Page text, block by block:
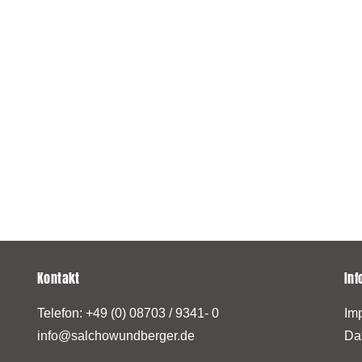
Kontakt
Telefon: +49 (0) 08703 / 9341- 0
info@salchowundberger.de